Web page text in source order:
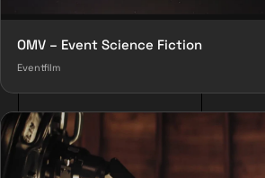
OMV – Event Science Fiction
Eventfilm